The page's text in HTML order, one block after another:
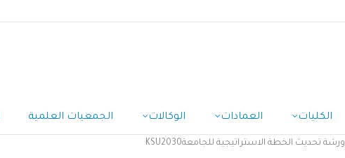
الكليات العمادات الوكالات الجمعيات العلمية
ورشة تحديث الخطة الاستراتيجية للجامعةKSU2030